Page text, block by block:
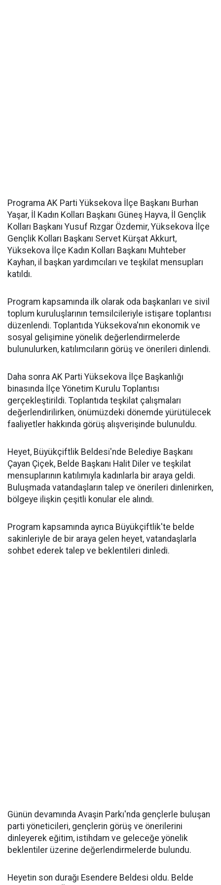
Programa AK Parti Yüksekova İlçe Başkanı Burhan
Yaşar, İl Kadın Kolları Başkanı Güneş Hayva, İl Gençlik
Kolları Başkanı Yusuf Rızgar Özdemir, Yüksekova İlçe
Gençlik Kolları Başkanı Servet Kürşat Akkurt,
Yüksekova İlçe Kadın Kolları Başkanı Muhteber
Kayhan, il başkan yardımcıları ve teşkilat mensupları
katıldı.
Program kapsamında ilk olarak oda başkanları ve sivil
toplum kuruluşlarının temsilcileriyle istişare toplantısı
düzenlendi. Toplantıda Yüksekova'nın ekonomik ve
sosyal gelişimine yönelik değerlendirmelerde
bulunulurken, katılımcıların görüş ve önerileri dinlendi.
Daha sonra AK Parti Yüksekova İlçe Başkanlığı
binasında İlçe Yönetim Kurulu Toplantısı
gerçekleştirildi. Toplantıda teşkilat çalışmaları
değerlendirilirken, önümüzdeki dönemde yürütülecek
faaliyetler hakkında görüş alışverişinde bulunuldu.
Heyet, Büyükçiftlik Beldesi'nde Belediye Başkanı
Çayan Çiçek, Belde Başkanı Halit Diler ve teşkilat
mensuplarının katılımıyla kadınlarla bir araya geldi.
Buluşmada vatandaşların talep ve önerileri dinlenirken,
bölgeye ilişkin çeşitli konular ele alındı.
Program kapsamında ayrıca Büyükçiftlik'te belde
sakinleriyle de bir araya gelen heyet, vatandaşlarla
sohbet ederek talep ve beklentileri dinledi.
Günün devamında Avaşin Parkı'nda gençlerle buluşan
parti yöneticileri, gençlerin görüş ve önerilerini
dinleyerek eğitim, istihdam ve geleceğe yönelik
beklentiler üzerine değerlendirmelerde bulundu.
Heyetin son durağı Esendere Beldesi oldu. Belde